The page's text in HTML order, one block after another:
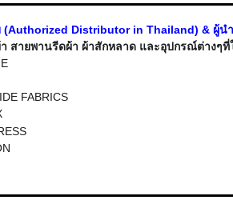
(Authorized Distributor in Thailand) & ผู้น
สายพานรีดผ้า ผ้าสักหลาด และอุปกรณ์ต่างๆ
FABRICS